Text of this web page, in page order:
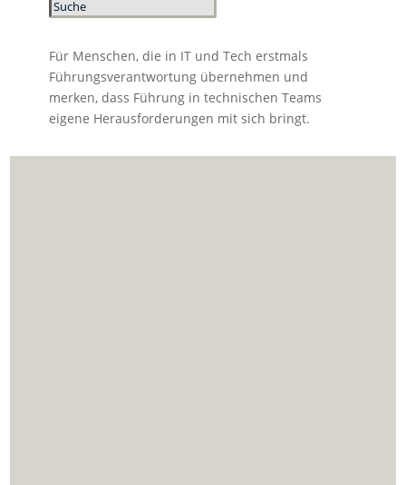
Für Menschen, die in IT und Tech erstmals
Führungsverantwortung übernehmen und
merken, dass Führung in technischen Teams
eigene Herausforderungen mit sich bringt.